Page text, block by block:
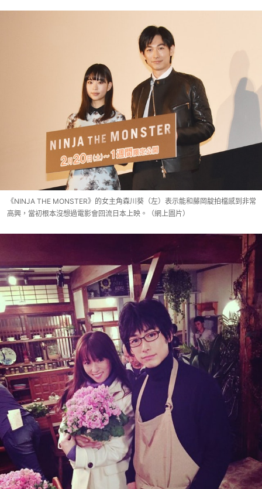
《NINJA THE MONSTER》的女主角森川葵（左）表示能和藤岡靛拍檔感到非常
高興，當初根本沒想過電影會回流日本上映。（網上圖片）